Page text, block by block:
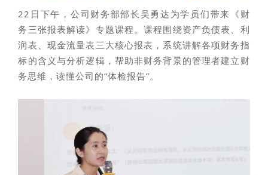
22日下午，公司财务部部长吴勇达为学员们带来《财
务三张报表解读》专题课程。课程围绕资产负债表、利
润表、现金流量表三大核心报表，系统讲解各项财务指
标的含义与分析逻辑，帮助非财务背景的管理者建立财
务思维，读懂公司的“体检报告”。